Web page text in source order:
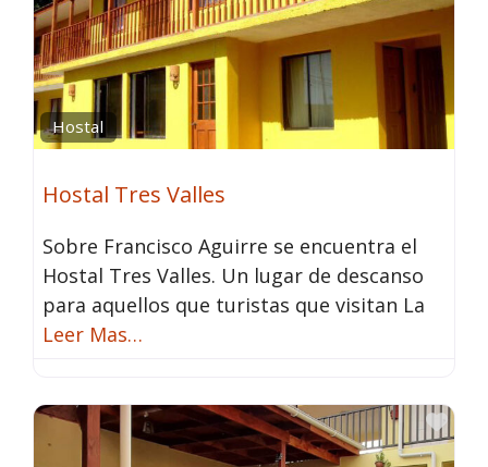
Hostal
Hostal Tres Valles
Sobre Francisco Aguirre se encuentra el
Hostal Tres Valles. Un lugar de descanso
para aquellos que turistas que visitan La
Leer Mas…